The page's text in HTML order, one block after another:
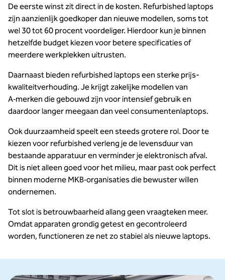
De eerste winst zit direct in de kosten. Refurbished laptops
zijn aanzienlijk goedkoper dan nieuwe modellen, soms tot
wel 30 tot 60 procent voordeliger. Hierdoor kun je binnen
hetzelfde budget kiezen voor betere specificaties of
meerdere werkplekken uitrusten.
Daarnaast bieden refurbished laptops een sterke prijs-
kwaliteitverhouding. Je krijgt zakelijke modellen van
A‑merken die gebouwd zijn voor intensief gebruik en
daardoor langer meegaan dan veel consumentenlaptops.
Ook duurzaamheid speelt een steeds grotere rol. Door te
kiezen voor refurbished verleng je de levensduur van
bestaande apparatuur en verminder je elektronisch afval.
Dit is niet alleen goed voor het milieu, maar past ook perfect
binnen moderne MKB‑organisaties die bewuster willen
ondernemen.
Tot slot is betrouwbaarheid allang geen vraagteken meer.
Omdat apparaten grondig getest en gecontroleerd
worden, functioneren ze net zo stabiel als nieuwe laptops.